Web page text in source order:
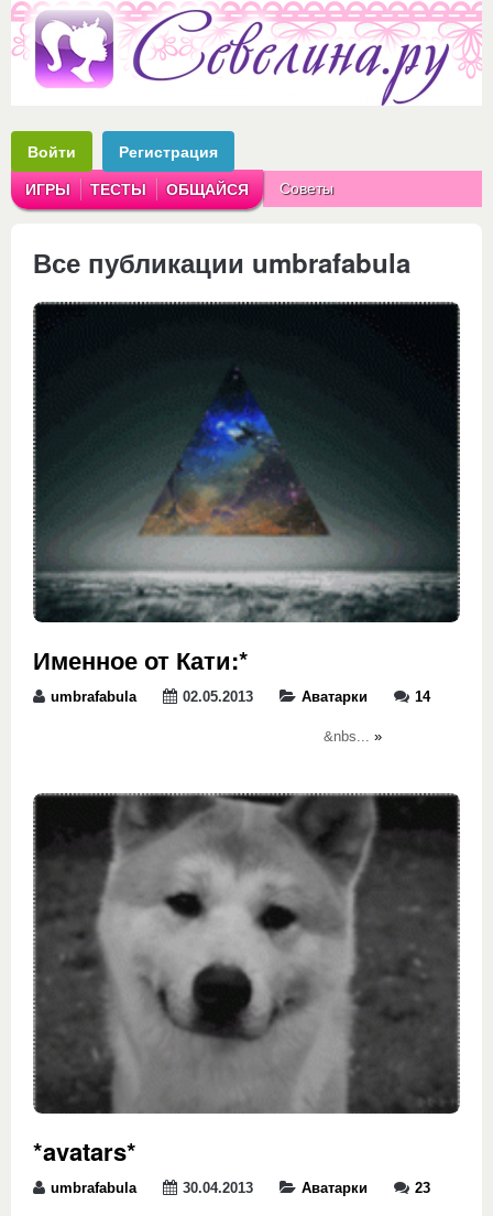
Войти Регистрация
ИГРЫ ТЕСТЫ ОБЩАЙСЯ Советы
Все публикации umbrafabula
Именное от Кати:*
umbrafabula 02.05.2013 Аватарки 14
&nbs... »
*avatars*
umbrafabula 30.04.2013 Аватарки 23